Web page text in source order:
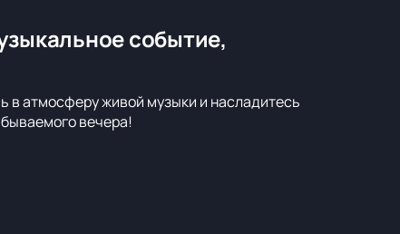
событие,
в атмосферу живой музыки и насладитесь
вечера!